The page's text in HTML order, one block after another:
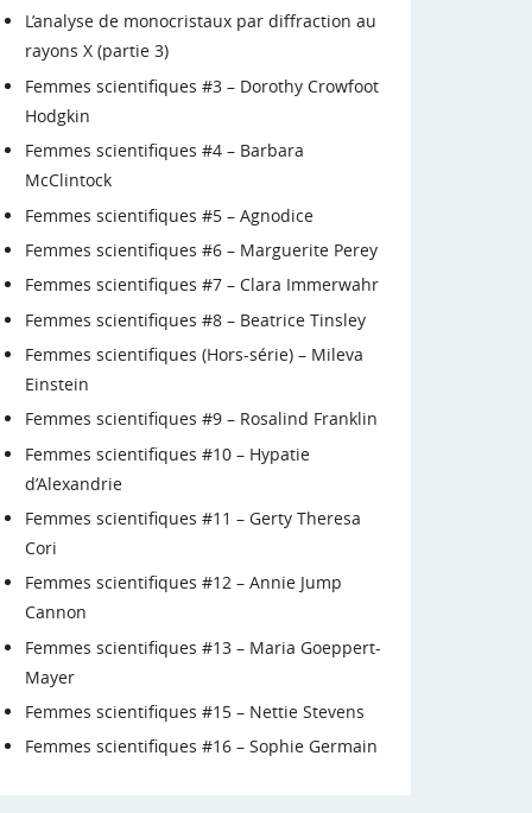
L’analyse de monocristaux par diffraction au
rayons X (partie 3)
Femmes scientifiques #3 – Dorothy Crowfoot
Hodgkin
Femmes scientifiques #4 – Barbara
McClintock
Femmes scientifiques #5 – Agnodice
Femmes scientifiques #6 – Marguerite Perey
Femmes scientifiques #7 – Clara Immerwahr
Femmes scientifiques #8 – Beatrice Tinsley
Femmes scientifiques (Hors-série) – Mileva
Einstein
Femmes scientifiques #9 – Rosalind Franklin
Femmes scientifiques #10 – Hypatie
d’Alexandrie
Femmes scientifiques #11 – Gerty Theresa
Cori
Femmes scientifiques #12 – Annie Jump
Cannon
Femmes scientifiques #13 – Maria Goeppert-
Mayer
Femmes scientifiques #15 – Nettie Stevens
Femmes scientifiques #16 – Sophie Germain